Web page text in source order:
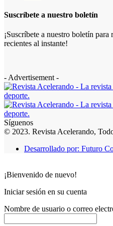
Suscríbete a nuestro boletín
¡Suscríbete a nuestro boletín
recientes al instante!
- Advertisement -
Síguenos
© 2023. Revista Acelerando,
Desarrollado por: Futuro
¡Bienvenido de nuevo!
Iniciar sesión en su cuenta
Nombre de usuario o correo